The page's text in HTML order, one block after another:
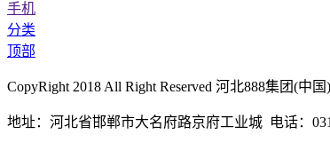
手机
分类
顶部
CopyRight 2018 All Right Reserved 河北888集团(中
地址：河北省邯郸市大名府路京府工业城 电话：